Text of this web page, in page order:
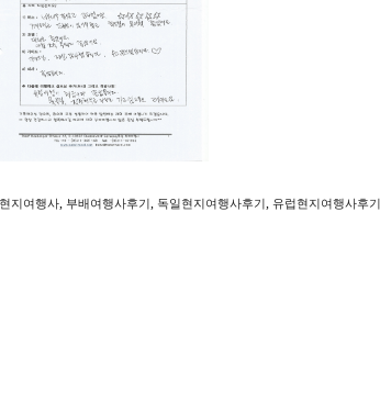
지여행사, 부배여행사후기 , 독일현지여행사후기 , 유럽현지여행사후기